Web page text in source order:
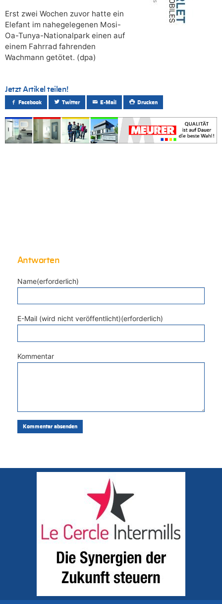
Erst zwei Wochen zuvor hatte ein
Elefant im nahegelegenen Mosi-
Oa-Tunya-Nationalpark einen auf
einem Fahrrad fahrenden
Wachmann getötet. (dpa)
Jetzt Artikel teilen!
Facebook Twitter E-Mail Drucken
Antworten
Name(erforderlich)
E-Mail (wird nicht veröffentlicht)(erforderlich)
Kommentar